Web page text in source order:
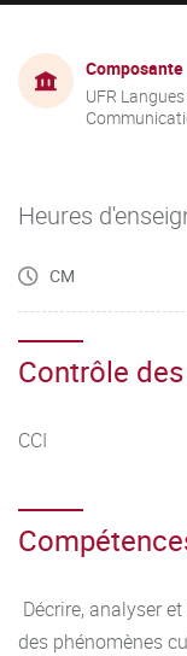
Composante
UFR
Heures
CM
Contrôle
CCI
Décrire, analyser
des phénomènes